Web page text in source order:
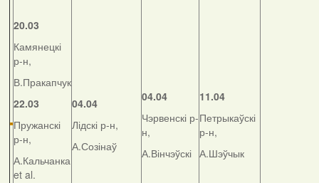
20.03
Камянецкі
р-н,
В.Пракапчук
22.03
Пружанскі
р-н,
А.Кальчанка
et al.
04.04
Лідскі р-н,
А.Созінаў
04.04
Чэрвенскі р-
н,
А.Вінчэўскі
11.04
Петрыкаўскі
р-н,
А.Шэўчык